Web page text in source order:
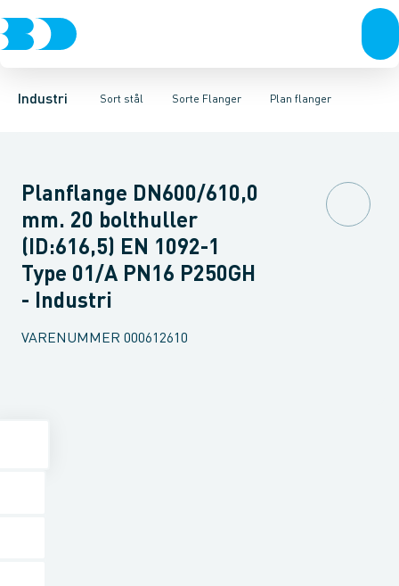
Industri Sort stål
VentilerRustfrit stål Sort stålGalvaniseret stålPlast
Sorte Flanger
Sorte rør Sorte gevindfittingsSorte svejse fittingsSorte
Plan flanger
GevindflangerPlan flangerSvejseflanger m. kraveFlanger
Planflange DN600/610,0
mm. 20 bolthuller
(ID:616,5) EN 1092-1
Type 01/A PN16 P250GH
- Industri
VARENUMMER 000612610